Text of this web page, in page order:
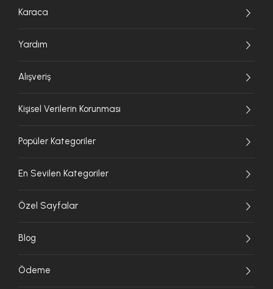
Karaca
Yardım
Alışveriş
Kişisel Verilerin Korunması
Popüler Kategoriler
En Sevilen Kategoriler
Özel Sayfalar
Blog
Ödeme